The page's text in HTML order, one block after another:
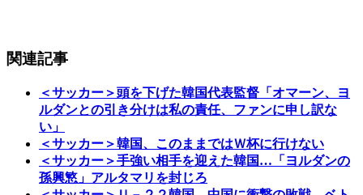
関連記事
＜サッカー＞頭を下げた韓国代表監督「オマーン、ヨ
ルダンとの引き分けは私の責任、ファンに申し訳な
い」
＜サッカー＞韓国、このままではＷ杯に行けない
＜サッカー＞手強い相手を迎えた韓国…「ヨルダンの
孫興慜」アルタマリを封じろ